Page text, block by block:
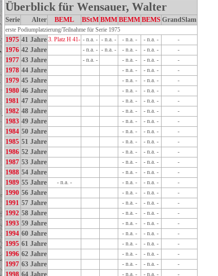
Überblick für Wensauer, Walter
Serie Alter BEML BStM BMM BEMM BEMS GrandSlam
erste Podiumplatzierung/Teilnahme für Serie 1975
1975 41 Jahre 3. Platz H 41- - n.a. - - n.a. - - n.a. - - n.a. - -
1976 42 Jahre - n.a. - - n.a. - - n.a. - - n.a. - -
1977 43 Jahre - n.a. - - n.a. - - n.a. - -
1978 44 Jahre - n.a. - - n.a. - -
1979 45 Jahre - n.a. - - n.a. - -
1980 46 Jahre - n.a. - - n.a. - -
1981 47 Jahre - n.a. - - n.a. - -
1982 48 Jahre - n.a. - - n.a. - -
1983 49 Jahre - n.a. - - n.a. - -
1984 50 Jahre - n.a. - - n.a. - -
1985 51 Jahre - n.a. - - n.a. - -
1986 52 Jahre - n.a. - - n.a. - -
1987 53 Jahre - n.a. - - n.a. - -
1988 54 Jahre - n.a. - - n.a. - -
1989 55 Jahre - n.a. - - n.a. - - n.a. - -
1990 56 Jahre - n.a. - - n.a. - -
1991 57 Jahre - n.a. - - n.a. - -
1992 58 Jahre - n.a. - - n.a. - -
1993 59 Jahre - n.a. - - n.a. - -
1994 60 Jahre - n.a. - - n.a. - -
1995 61 Jahre - n.a. - - n.a. - -
1996 62 Jahre - n.a. - - n.a. - -
1997 63 Jahre - n.a. - - n.a. - -
1998 64 Jahre - n.a. - - n.a. - -